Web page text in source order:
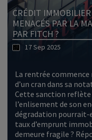
CRÉDIT
MENACÉS PAR LA
PAR FITCH ?
17 Sep 2025
La rentrée
d’un cran dans sa
Cette sanction
l’enlisement de son
dégradation pourrait-
taux d’emprunt
demeure fragile ?